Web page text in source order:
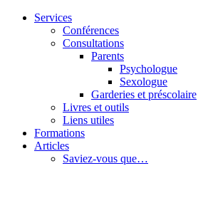
Passer
Services
Conférences
Consultations
Parents
Psychologue
Sexologue
Garderies et préscolaire
Livres et outils
Liens utiles
Formations
Articles
Saviez-vous que…